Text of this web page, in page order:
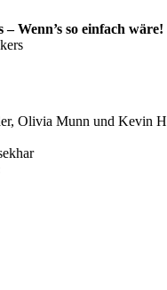
Wenn’s so einfach wäre!
Olivia Munn und Kevin